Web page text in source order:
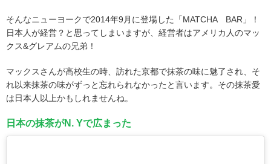
そんなニューヨークで2014年9月に登場した「MATCHA BAR」！
日本人が経営？と思ってしまいますが、経営者はアメリカ人のマッ
クス&グレアムの兄弟！
マックスさんが高校生の時、訪れた京都で抹茶の味に魅了され、そ
れ以来抹茶の味がずっと忘れられなかったと言います。その抹茶愛
は日本人以上かもしれませんね。
日本の抹茶がN. Yで広まった